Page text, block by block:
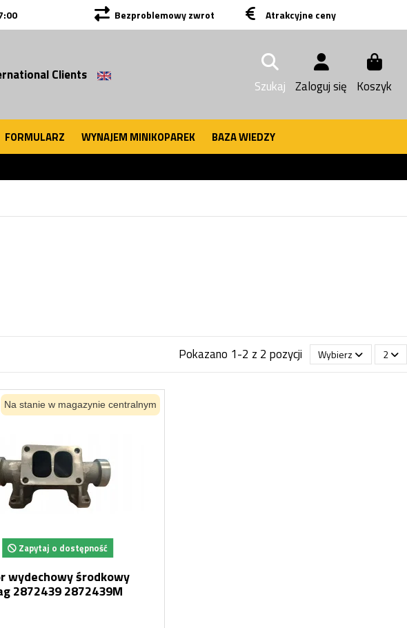
Bezproblemowy zwrot Atrakcyjne ceny
Clients
Szukaj Zaloguj się Koszyk
FORMULARZ WYNAJEM MINIKOPAREK BAZA WIEDZY
Pokazano 1-2 z 2 pozycji Wybierz 2
Na stanie w magazynie centralnym
Zapytaj o dostępność
wydechowy środkowy
Hanomag 2872439 2872439M